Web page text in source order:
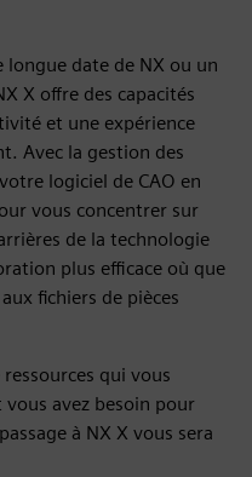
date de NX ou un
X offre des capacités
et une expérience
Avec la gestion des
logiciel de CAO en
vous concentrer sur
de la technologie
plus efficace où que
fichiers de pièces
qui vous
avez besoin pour
à NX X vous sera